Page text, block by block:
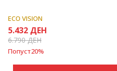
ECO VISION
5.432 ДЕН
6.790ДЕН
Попуст20%